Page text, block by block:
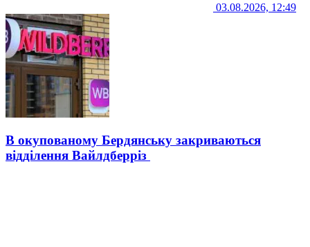
03.08.2026, 12:49
В окупованому Бердянську закриваються
відділення Вайлдберріз